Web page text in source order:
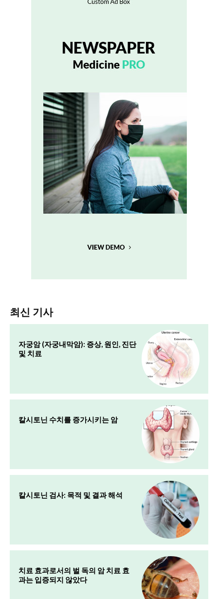
최신 기사
자궁암 (자궁내막암): 증상, 원인, 진단
및 치료
칼시토닌 수치를 증가시키는 암
칼시토닌 검사: 목적 및 결과 해석
치료 효과로서의 벌 독의 암 치료 효
과는 입증되지 않았다